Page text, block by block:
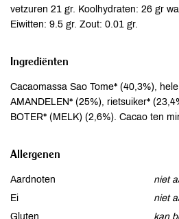
vetzuren 21 gr. Koolhydraten: 26 gr
Eiwitten: 9.5 gr. Zout: 0.01 gr.
Ingrediënten
Cacaomassa Sao Tome* (40,3%),
AMANDELEN* (25%), rietsuiker*
BOTER* (MELK) (2,6%). Cacao ten
Allergenen
Aardnoten
niet
Ei
niet
Gluten
kan